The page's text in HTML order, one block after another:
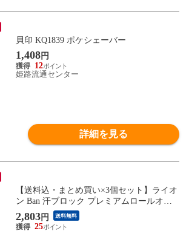
貝印 KQ1839 ポケシェーバー
1,408円
12
姫路流通センター
詳細を見る
【送料込・まとめ買い×3個セット】ライオ
ン Ban 汗ブロック プレミアムロールオン
ウォータープルーフ せっけんの香り 40ml
2,803円 送料無料
25